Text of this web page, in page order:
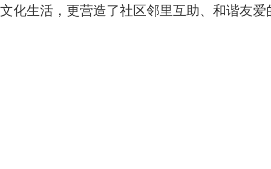
文化生活，更营造了社区邻里互助、和谐友爱